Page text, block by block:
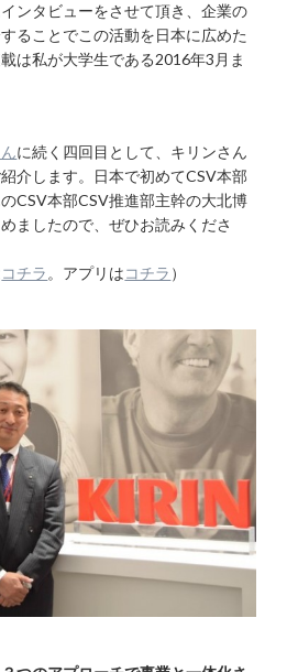
ンタビューをさせて頂き、企業の
ることでこの活動を日本に広めた
は私が大学生である2016年3月ま
に続く四回目として、キリンさん
介します。日本で初めてCSV本部
CSV本部CSV推進部主幹の大北博
ましたので、ぜひお読みくださ
コチラ 。アプリはコチラ ）